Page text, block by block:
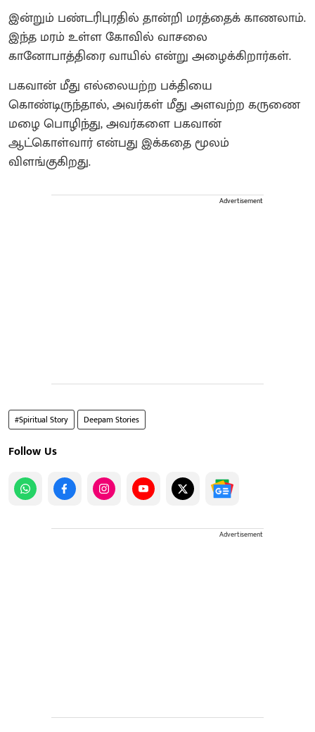
இன்றும் பண்டரிபுரதில் தான்றி மரத்தைக் காணலாம்.
இந்த மரம் உள்ள கோவில் வாசலை
கானோபாத்திரை வாயில் என்று அழைக்கிறார்கள்‌.
பகவான் மீது எல்லையற்ற பக்தியை
கொண்டிருந்தால், அவர்கள் மீது அளவற்ற கருணை
மழை பொழிந்து, அவர்களை பகவான்
ஆட்கொள்வார் என்பது இக்கதை மூலம்
விளங்குகிறது‌.
Advertisement
#Spiritual Story Deepam Stories
Follow Us
Advertisement